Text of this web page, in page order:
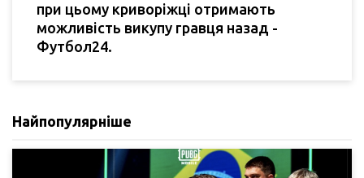
при цьому криворіжці отримають
можливість викупу гравця назад -
Футбол24.
Найпопулярніше